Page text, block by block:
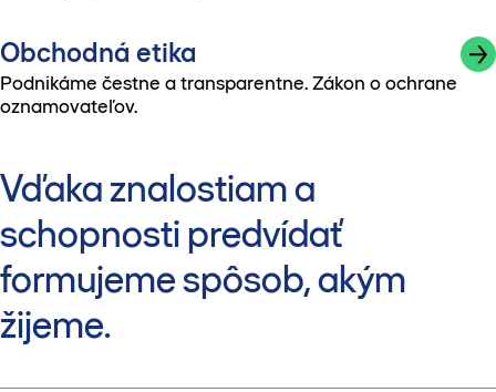
Obchodná etika
Podnikáme čestne a transparentne. Zákon o ochrane
oznamovateľov.
Vďaka znalostiam a
schopnosti predvídať
formujeme spôsob, akým
žijeme.